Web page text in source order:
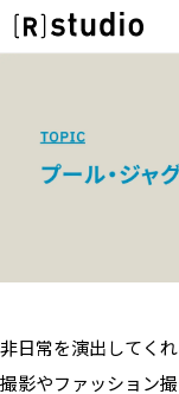
IMAGE
部屋ごとに写真で見
ひとつのスタジオで
スタジオを探す
SCENE
部屋ごとに写真
カフェやオフィ
広さと利用料金
ALL
非日常を演出してく
撮影やファッション